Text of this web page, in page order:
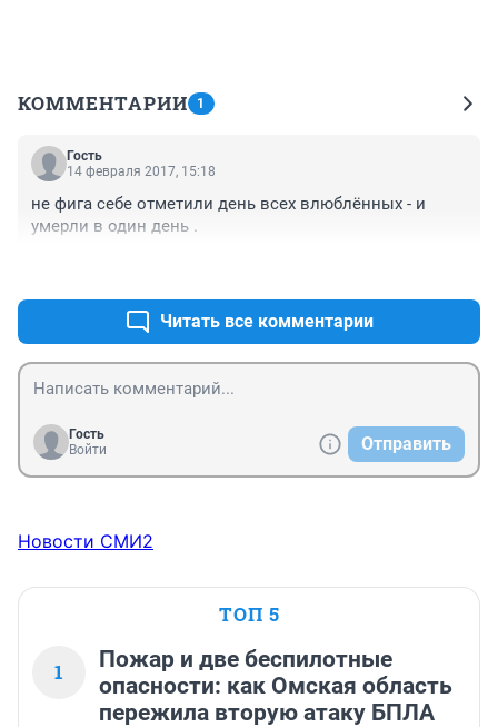
КОММЕНТАРИИ 1
Гость
14 февраля 2017, 15:18
не фига себе отметили день всех влюблённых - и
умерли в один день .
Читать все комментарии
Гость
Войти
Отправить
Новости СМИ2
ТОП 5
1
Пожар и две беспилотные
опасности: как Омская область
пережила вторую атаку БПЛА